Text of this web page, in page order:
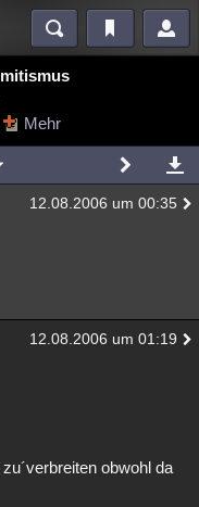
Videos
Mystery Kriminalfälle
Mehr
12.08.2006 um 00:35
12.08.2006 um 01:19
obwohl da